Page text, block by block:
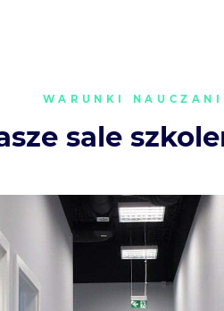
WARUNKI
sale